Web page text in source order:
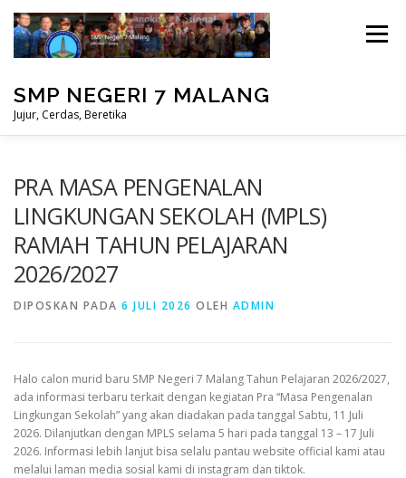
konten
SMP NEGERI 7 MALANG
Jujur, Cerdas, Beretika
Menu
PERPUSTAKAAN STUDENT CARE
PRA MASA PENGENALAN
LINGKUNGAN SEKOLAH (MPLS)
RAMAH TAHUN PELAJARAN
2026/2027
DIPOSKAN PADA 6 JULI 2026 OLEH ADMIN
Halo calon murid baru SMP Negeri 7 Malang Tahun Pelajaran 2026/2027,
ada informasi terbaru terkait dengan kegiatan Pra “Masa Pengenalan
Lingkungan Sekolah” yang akan diadakan pada tanggal Sabtu, 11 Juli
2026. Dilanjutkan dengan MPLS selama 5 hari pada tanggal 13 – 17 Juli
2026. Informasi lebih lanjut bisa selalu pantau website official kami atau
melalui laman media sosial kami di instagram dan tiktok.